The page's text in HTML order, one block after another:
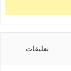
تعليقات